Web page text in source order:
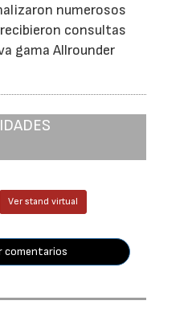
numerosos
consultas
gama Allrounder
Ver stand virtual
comentarios